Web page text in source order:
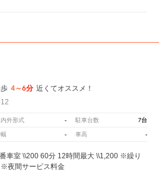
4～6分 近くてオススメ！
内外形式 - 駐車台数 7台
- 車高 -
車室 \\200 60分 12時間最大 \\1,200 ※繰り
夜間サービス料金